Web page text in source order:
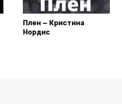
Плен — Кристина
Нордис